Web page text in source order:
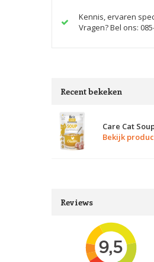
Kennis, ervaren
Vragen? Bel ons:
Recent bekeken
Care Cat
Bekijk
Reviews